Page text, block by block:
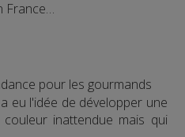
France…
pour les gourmands
eu l'idée de développer une
inattendue mais qui